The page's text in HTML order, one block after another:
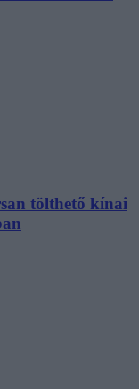
tölthető kínai